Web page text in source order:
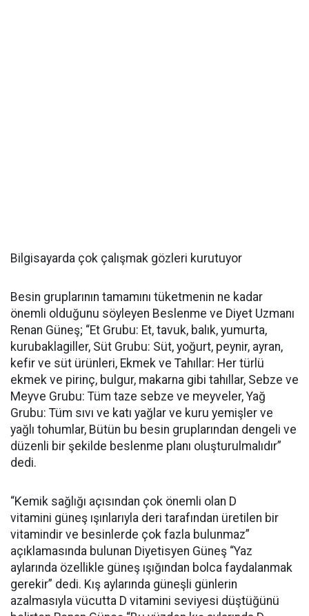
Bilgisayarda çok çalışmak gözleri kurutuyor
Besin gruplarının tamamını tüketmenin ne kadar
önemli olduğunu söyleyen Beslenme ve Diyet Uzmanı
Renan Güneş; “Et Grubu: Et, tavuk, balık, yumurta,
kurubaklagiller, Süt Grubu: Süt, yoğurt, peynir, ayran,
kefir ve süt ürünleri, Ekmek ve Tahıllar: Her türlü
ekmek ve pirinç, bulgur, makarna gibi tahıllar, Sebze ve
Meyve Grubu: Tüm taze sebze ve meyveler, Yağ
Grubu: Tüm sıvı ve katı yağlar ve kuru yemişler ve
yağlı tohumlar, Bütün bu besin gruplarından dengeli ve
düzenli bir şekilde beslenme planı oluşturulmalıdır”
dedi.
“Kemik sağlığı açısından çok önemli olan D
vitamini güneş ışınlarıyla deri tarafından üretilen bir
vitamindir ve besinlerde çok fazla bulunmaz”
açıklamasında bulunan Diyetisyen Güneş “Yaz
aylarında özellikle güneş ışığından bolca faydalanmak
gerekir” dedi. Kış aylarında güneşli günlerin
azalmasıyla vücutta D vitamini seviyesi düştüğünü